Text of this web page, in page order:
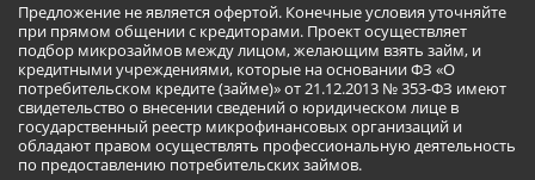
Предложение не является офертой. Конечные условия уточняйте
при прямом общении с кредиторами. Проект осуществляет
подбор микрозаймов между лицом, желающим взять займ, и
кредитными учреждениями, которые на основании ФЗ «О
потребительском кредите (займе)» от 21.12.2013 № 353-ФЗ имеют
свидетельство о внесении сведений о юридическом лице в
государственный реестр микрофинансовых организаций и
обладают правом осуществлять профессиональную деятельность
по предоставлению потребительских займов.